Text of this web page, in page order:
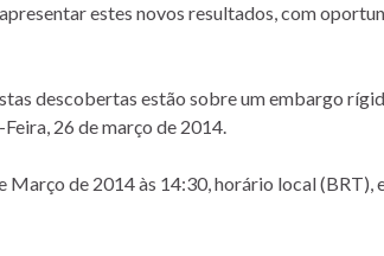
estes novos resultados, com
descobertas estão sobre um embargo
26 de março de 2014.
de 2014 às 14:30, horário local (BRT),